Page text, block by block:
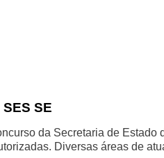
SE
da Secretaria de
Diversas áreas de